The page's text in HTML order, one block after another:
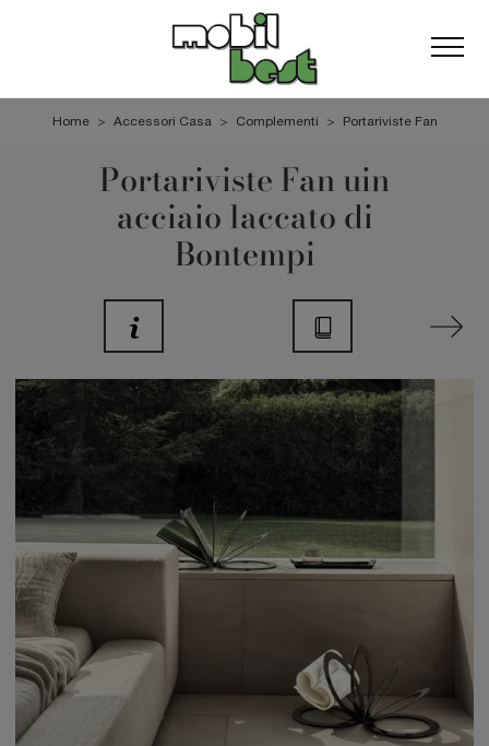
Home > Accessori Casa > Complementi > Portariviste Fan
Portariviste Fan uin
acciaio laccato di
Bontempi